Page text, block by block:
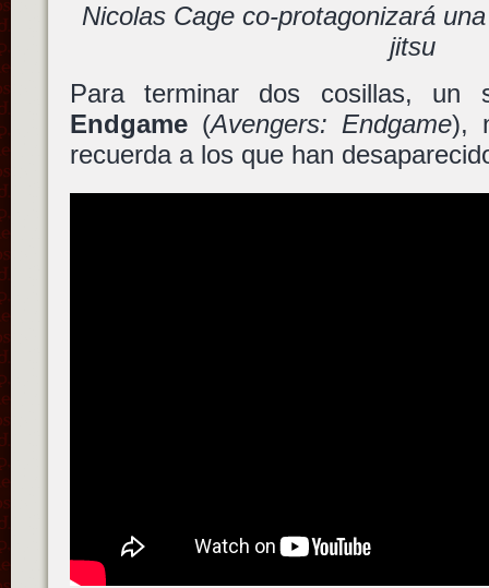
Nicolas Cage co-protagonizará
jitsu
Para terminar dos cosillas,
Endgame(Avengers: Endgame),
recuerda a los que han